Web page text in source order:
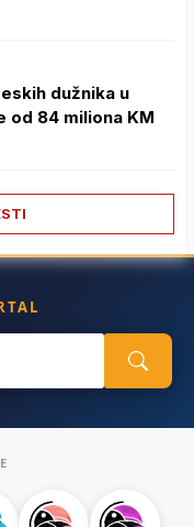
dužnika u
od 84 miliona KM